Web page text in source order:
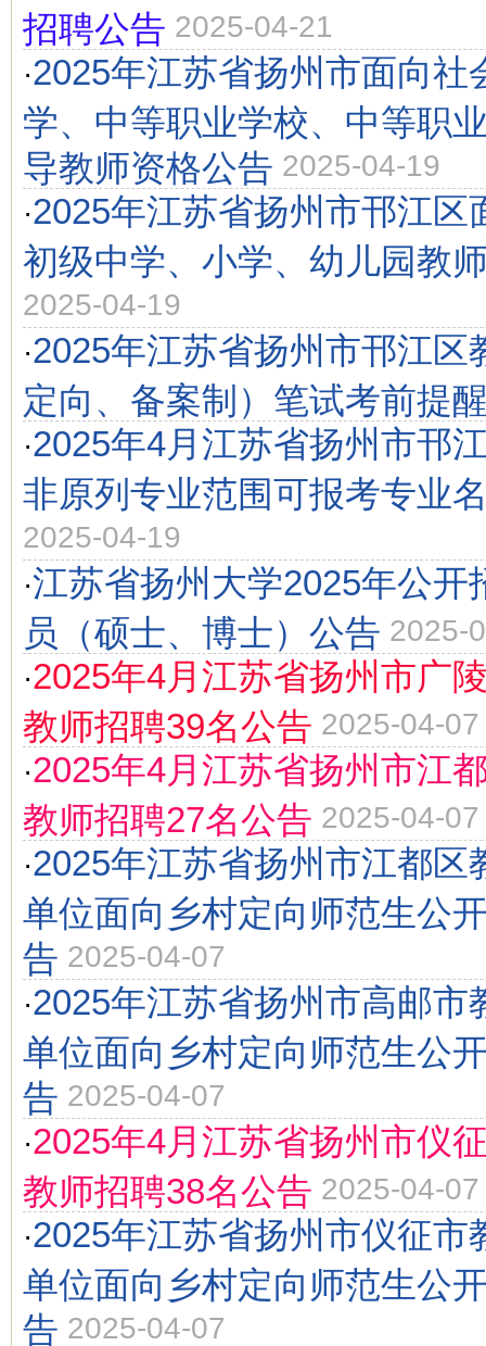
招聘公告 2025-04-21
·2025年江苏省扬州市面向社
学、中等职业学校、中等职
导教师资格公告 2025-04-19
·2025年江苏省扬州市邗江区
初级中学、小学、幼儿园教
2025-04-19
·2025年江苏省扬州市邗江区
定向、备案制）笔试考前提
·2025年4月江苏省扬州市邗
非原列专业范围可报考专业
2025-04-19
·江苏省扬州大学2025年公开
员（硕士、博士）公告 2025-
·2025年4月江苏省扬州市广
教师招聘39名公告 2025-04-07
·2025年4月江苏省扬州市江
教师招聘27名公告 2025-04-07
·2025年江苏省扬州市江都区
单位面向乡村定向师范生公
告 2025-04-07
·2025年江苏省扬州市高邮市
单位面向乡村定向师范生公
告 2025-04-07
·2025年4月江苏省扬州市仪
教师招聘38名公告 2025-04-07
·2025年江苏省扬州市仪征市
单位面向乡村定向师范生公
告 2025-04-07